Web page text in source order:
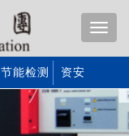
节能检测 资安